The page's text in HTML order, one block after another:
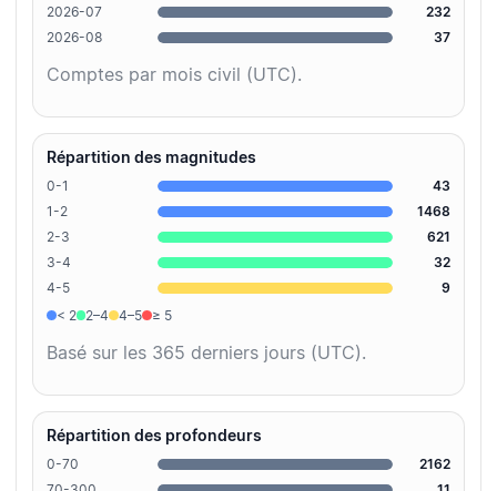
2026-07
232
2026-08
37
Comptes par mois civil (UTC).
Répartition des magnitudes
0-1
43
1-2
1468
2-3
621
3-4
32
4-5
9
< 2
2–4 4–5 ≥ 5
Basé sur les 365 derniers jours (UTC).
Répartition des profondeurs
0-70
2162